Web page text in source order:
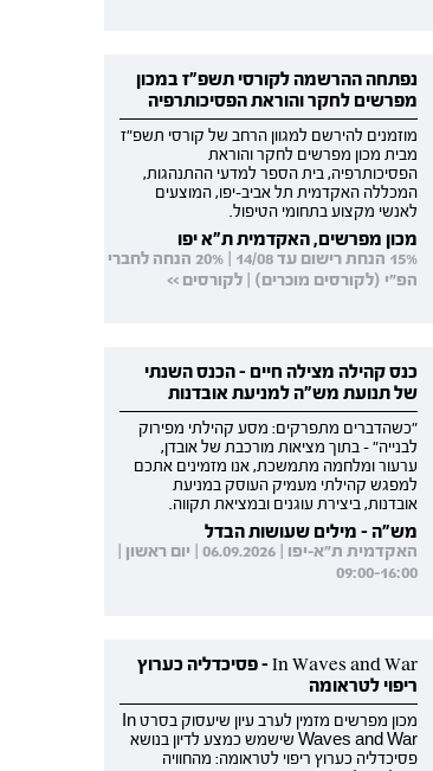
נפתחה ההרשמה לקורסי תשפ"ז במכון
מפרשים לחקר והוראת הפסיכותרפיה
מוזמנים להירשם למגוון הרחב של קורסי תשפ"ז
מבית מכון מפרשים לחקר והוראת
הפסיכותרפיה, בית הספר למדעי ההתנהגות,
המכללה האקדמית תל אביב-יפו, המוצעים
לאנשי מקצוע בתחומי הטיפול.
מכון מפרשים, האקדמית ת"א יפו
15% הנחת רישום עד 14/08 | 20% הנחה לחברי
הפ"י (לקורסים מוכרים) | לקורסים >>
כנס קהילה מצילה חיים - הכנס השנתי
של תנועת מש"ה למניעת אובדנות
"כשהדברים מתפרקים: מסע קהילתי מפירוק
לבנייה" - בתוך מציאות מורכבת של אובדן,
ערעור ומלחמה מתמשכת, אנו מזמינים אתכם
למפגש קהילתי מעמיק העוסק במניעת
אובדנות, ביצירת עוגנים ובמציאת תקווה.
מש"ה - מילים שעושות הבדל
האקדמית ת"א-יפו | 06.09.2026 | יום ראשון |
09:00-16:00
In Waves and War - פסיכדליה כערוץ
ריפוי לטראומה
מכון מפרשים מזמין לערב עיון שיעסוק בסרט In
Waves and War שישמש כמצע לדיון בנושא
פסיכדליה כערוץ ריפוי לטראומה: מהחוויה